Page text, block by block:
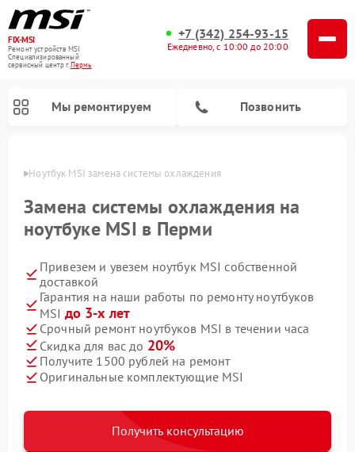
FIX-MSI
Ремонт устройств MSI
Специализированный
cервисный центр г.Пермь
+7 (342) 254-93-15
Ежедневно, с 10:00 до 20:00
Мы ремонтируем Позвонить
Ноутбук MSI замена системы охлаждения
Замена системы охлаждения на
ноутбуке MSI в Перми
Привезем и увезем ноутбук MSI собственной
доставкой
Гарантия на наши работы по ремонту ноутбуков
MSI до 3-х лет
Срочный ремонт ноутбуков MSI в течении часа
Скидка для вас до 20%
Получите 1500 рублей на ремонт
Оригинальные комплектующие MSI
Получить консультацию